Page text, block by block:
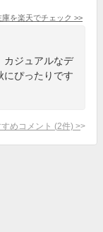
庫を楽天でチェック >>
カジュアルなデ
にぴったりです
めコメント (2件) >